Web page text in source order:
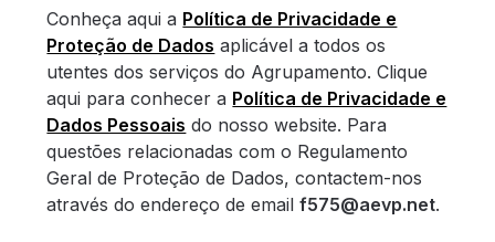
Conheça aqui a Política de Privacidade e
Proteção de Dados aplicável a todos os
utentes dos serviços do Agrupamento. Clique
aqui para conhecer a Política de Privacidade e
Dados Pessoais do nosso website. Para
questões relacionadas com o Regulamento
Geral de Proteção de Dados, contactem-nos
através do endereço de emailf575@aevp.net.